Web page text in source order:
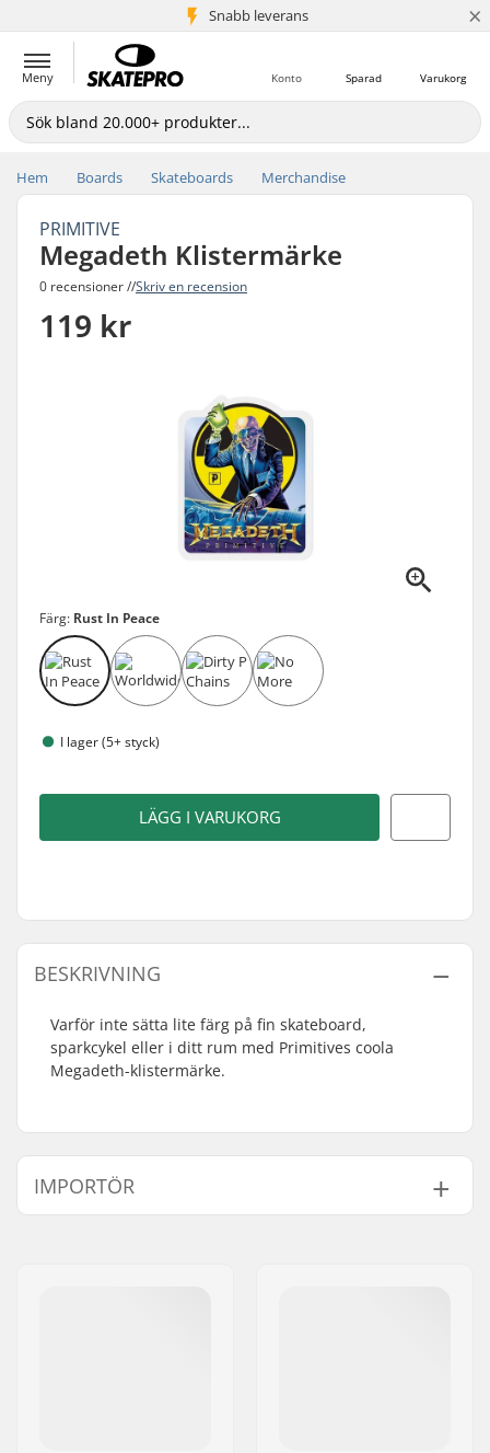
Snabb leverans
5+ milj. kunder ×
Meny Varukorg
Sparad
Konto
Hem Boards Skateboards Merchandise
PRIMITIVE
Megadeth Klistermärke
0 recensioner //Skriv en recension
119 kr
Färg: Rust In Peace
I lager (5+ styck)
LÄGG I VARUKORG
BESKRIVNING
Varför inte sätta lite färg på fin skateboard,
sparkcykel eller i ditt rum med Primitives coola
Megadeth-klistermärke.
IMPORTÖR